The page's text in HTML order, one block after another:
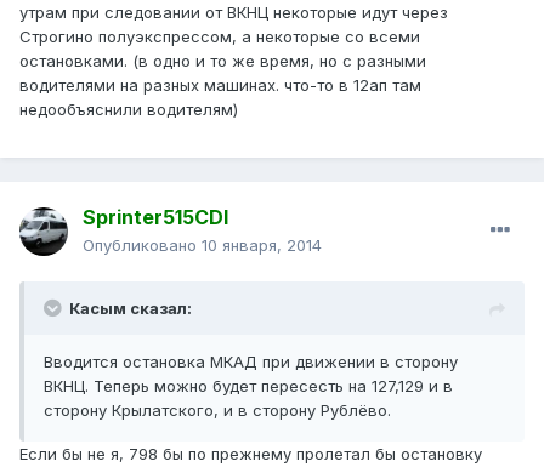
утрам при следовании от ВКНЦ некоторые идут через
Строгино полуэкспрессом, а некоторые со всеми
остановками. (в одно и то же время, но с разными
водителями на разных машинах. что-то в 12ап там
недообъяснили водителям)
Sprinter515CDI
Опубликовано 10 января, 2014
Касым сказал:
Вводится остановка МКАД при движении в сторону
ВКНЦ. Теперь можно будет пересесть на 127,129 и в
сторону Крылатского, и в сторону Рублёво.
Если бы не я, 798 бы по прежнему пролетал бы остановку